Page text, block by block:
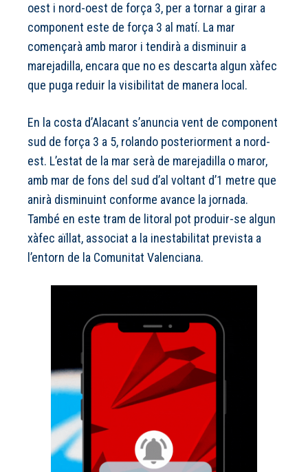
oest i nord-oest de força 3, per a tornar a girar a
component este de força 3 al matí. La mar
començarà amb maror i tendirà a disminuir a
marejadilla, encara que no es descarta algun xàfec
que puga reduir la visibilitat de manera local.
En la costa d’Alacant s’anuncia vent de component
sud de força 3 a 5, rolando posteriorment a nord-
est. L’estat de la mar serà de marejadilla o maror,
amb mar de fons del sud d’al voltant d’1 metre que
anirà disminuint conforme avance la jornada.
També en este tram de litoral pot produir-se algun
xàfec aïllat, associat a la inestabilitat prevista a
l’entorn de la Comunitat Valenciana.